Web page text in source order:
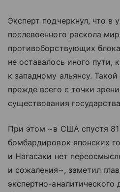
Эксперт подчеркнул, что в
послевоенного раскола
противоборствующих
не оставалось иного пути,
к западному альянсу.
прежде всего с точки
существования
При этом ~в США спустя
бомбардировок японских
и Нагасаки нет
и сожаления~, заметил
экспертно-аналитического